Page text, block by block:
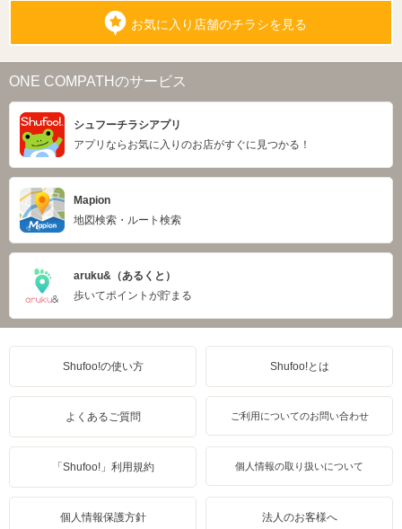
お気に入り店舗のチラシを見る
ONE COMPATHのサービス
シュフーチラシアプリ
アプリならお気に入りのお店がすぐに見つかる！
Mapion
地図検索・ルート検索
aruku&（あるくと）
歩いてポイントが貯まる
Shufoo!の使い方 Shufoo!とは
よくあるご質問 ご利用についてのお問い合わせ
「Shufoo!」利用規約 個人情報の取り扱いについて
個人情報保護方針 法人のお客様へ